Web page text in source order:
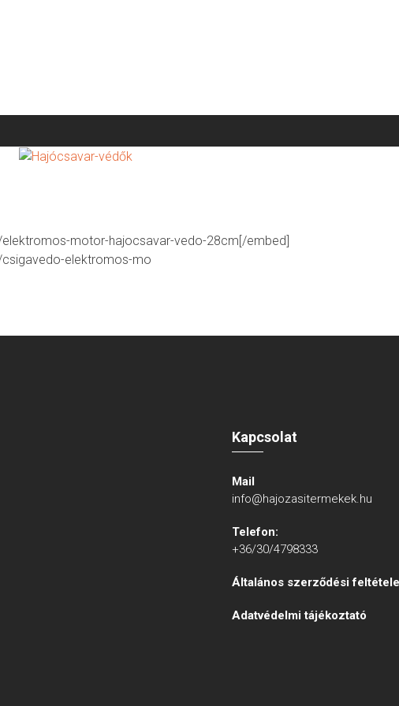
motor-hajocsavar-vedo-28cm[/embed]
elektromos-mo
Kapcsolat
Mail
info@hajozasitermekek.hu
Telefon:
+36/30/4798333
Általános szerződési
Adatvédelmi tájékoztató